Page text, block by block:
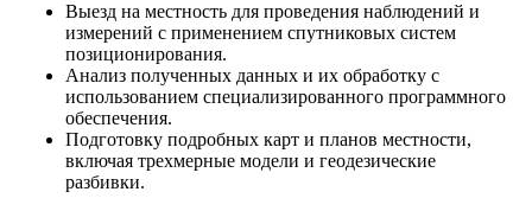
Выезд на местность для проведения наблюдений и
измерений с применением спутниковых систем
позиционирования.
Анализ полученных данных и их обработку с
использованием специализированного программного
обеспечения.
Подготовку подробных карт и планов местности,
включая трехмерные модели и геодезические
разбивки.